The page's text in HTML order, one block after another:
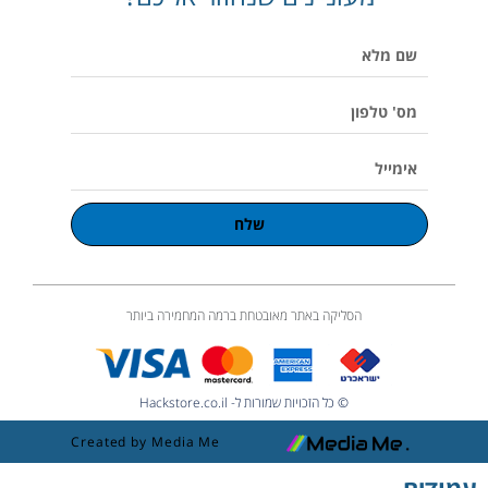
p
v
m
o
p
מלא
טלפון
שלח
הסליקה באתר מאובטחת ברמה המחמירה ביותר
© כל הזכויות שמורות ל- Hackstore.co.il
Created by Media Me